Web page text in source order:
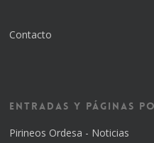
Contacto
Entradas y Páginas
Pirineos Ordesa - Noticias